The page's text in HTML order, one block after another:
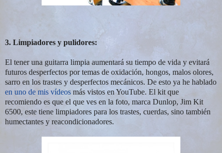
3. Limpiadores y pulidores:
El tener una guitarra limpia aumentará su tiempo de vida y evitará
futuros desperfectos por temas de oxidación, hongos, malos olores,
sarro en los trastes y desperfectos mecánicos. De esto ya he hablado
en uno de mis vídeos más vistos en YouTube. El kit que
recomiendo es que el que ves en la foto, marca Dunlop, Jim Kit
6500, este tiene limpiadores para los trastes, cuerdas, sino también
humectantes y reacondicionadores.